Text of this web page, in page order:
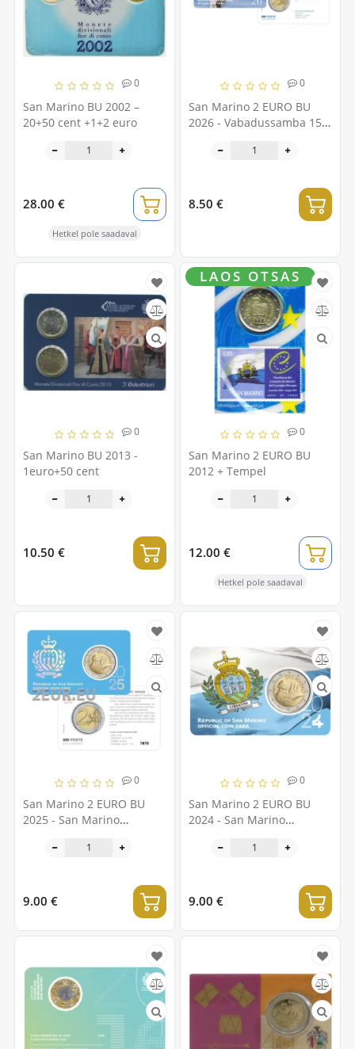
0
San Marino BU 2002 –
20+50 cent +1+2 euro
28.00 €
Hetkel pole saadaval
0
San Marino 2 EURO BU
2026 - Vabadussamba 150.
8.50 €
0
San Marino BU 2013 -
1euro+50 cent
10.50 €
0
San Marino 2 EURO BU
2012 + Tempel
LAOS OTSAS
12.00 €
Hetkel pole saadaval
0
San Marino 2 EURO BU
2025 - San Marino
9.00 €
0
San Marino 2 EURO BU
2024 - San Marino
9.00 €